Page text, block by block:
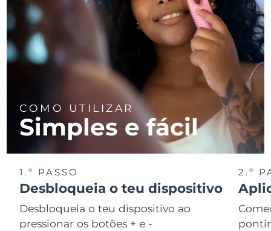
COMO UTILIZAR
Simples e fácil
1.º PASSO
Desbloqueia o teu dispositivo
Desbloqueia o teu dispositivo ao
pressionar os botões + e -
2.º